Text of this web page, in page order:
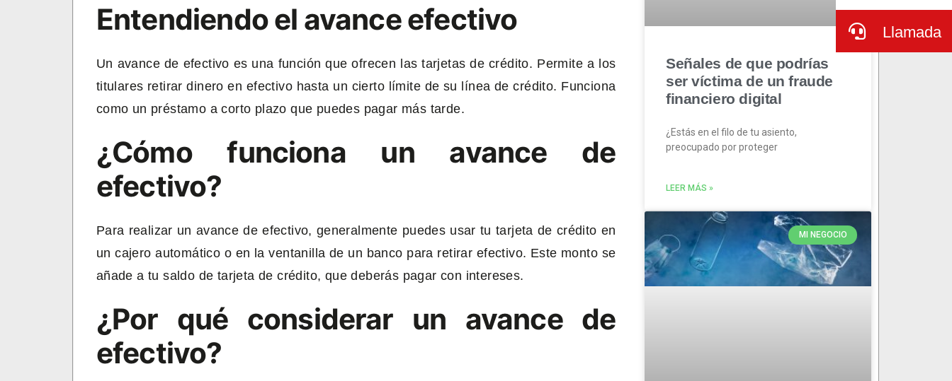
Entendiendo el avance efectivo
Un avance de efectivo es una función que ofrecen las tarjetas de crédito. Permite a los
titulares retirar dinero en efectivo hasta un cierto límite de su línea de crédito. Funciona
como un préstamo a corto plazo que puedes pagar más tarde.
¿Cómo funciona un avance de
efectivo?
Para realizar un avance de efectivo, generalmente puedes usar tu tarjeta de crédito en
un cajero automático o en la ventanilla de un banco para retirar efectivo. Este monto se
añade a tu saldo de tarjeta de crédito, que deberás pagar con intereses.
¿Por qué considerar un avance de
efectivo?
Señales de que podrías
ser víctima de un fraude
financiero digital
¿Estás en el filo de tu asiento,
preocupado por proteger
LEER MÁS »
MI NEGOCIO
Llamada